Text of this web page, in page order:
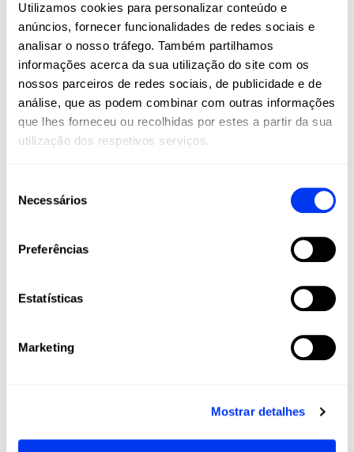
Utilizamos cookies para personalizar conteúdo e
anúncios, fornecer funcionalidades de redes sociais e
analisar o nosso tráfego. Também partilhamos
informações acerca da sua utilização do site com os
nossos parceiros de redes sociais, de publicidade e de
análise, que as podem combinar com outras informações
que lhes forneceu ou recolhidas por estes a partir da sua
utilização dos respetivos serviços.
Necessários
Preferências
Estatísticas
Marketing
Mostrar detalhes
O padel e o pickleball não são apenas esportes:
são um estilo de vida. Na All For Padel, levamos
estes esportes a todos os cantos do mundo,
oferecendo produtos adidas de alta qualidade
que combinam inovação, desempenho e estilo.
Raquetes, palas, calçado, roupa e acessórios
projetados para maximizar o seu jogo e
acompanhá-lo em cada etapa da sua jornada
Junte-se à nossa comunidade e viva o padel e
produtos de padel, pickleball e beach tennis